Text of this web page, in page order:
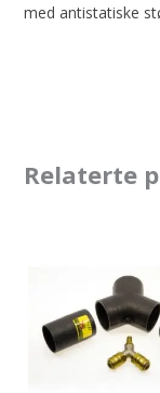
med antistatiske
Relaterte
Pneumatic
Operator